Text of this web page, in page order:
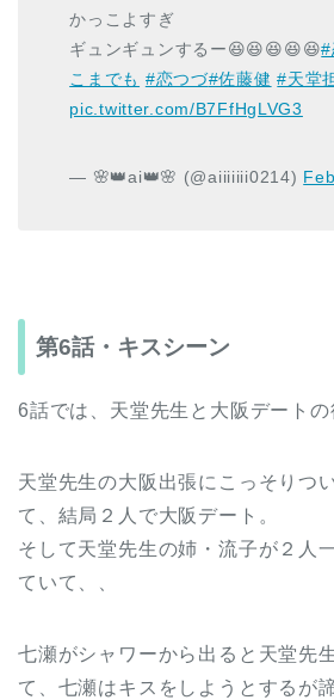
かっこよすぎ
ギュンギュンするー😆😆😆😆😆#
こまでも #恋つづ#佐藤健 #天堂
pic.twitter.com/B7FfHgLVG3
— 🌸👑ai👑🌸 (@aiiiiiii0214)
第6話・キスシーン
6話では、天堂先生と大阪デートの
天堂先生の大阪出張にこっそりつ
て、結局２人で大阪デート。
そして天堂先生の姉・流子が２人
ていて、、
七瀬がシャワーから出ると天堂先
て、七瀬はキスをしようとするが